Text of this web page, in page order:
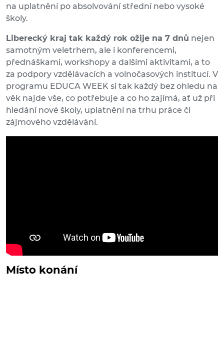
na uplatnění po absolvování střední nebo vysoké
školy.
Liberecký kraj tak každý rok ožije na 7 dnů nejen
samotným veletrhem, ale i konferencemi,
přednáškami, workshopy a dalšími aktivitami, a to
za podpory vzdělávacích a volnočasových institucí. V
programu EDUCA WEEK si tak každý bez ohledu na
věk najde vše, co potřebuje a co ho zajímá, ať už při
hledání nové školy, uplatnění na trhu práce či
zájmového vzdělávání.
Místo konání